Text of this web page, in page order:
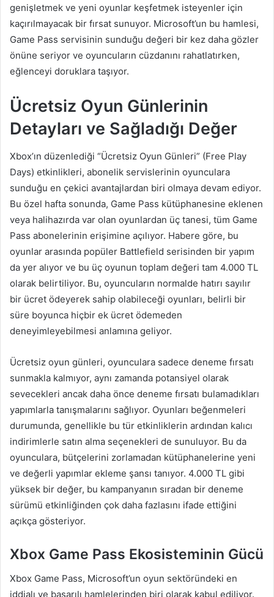
genişletmek ve yeni oyunlar keşfetmek isteyenler için
kaçırılmayacak bir fırsat sunuyor. Microsoft’un bu hamlesi,
Game Pass servisinin sunduğu değeri bir kez daha gözler
önüne seriyor ve oyuncuların cüzdanını rahatlatırken,
eğlenceyi doruklara taşıyor.
Ücretsiz Oyun Günlerinin
Detayları ve Sağladığı Değer
Xbox’ın düzenlediği “Ücretsiz Oyun Günleri” (Free Play
Days) etkinlikleri, abonelik servislerinin oyunculara
sunduğu en çekici avantajlardan biri olmaya devam ediyor.
Bu özel hafta sonunda, Game Pass kütüphanesine eklenen
veya halihazırda var olan oyunlardan üç tanesi, tüm Game
Pass abonelerinin erişimine açılıyor. Habere göre, bu
oyunlar arasında popüler Battlefield serisinden bir yapım
da yer alıyor ve bu üç oyunun toplam değeri tam 4.000 TL
olarak belirtiliyor. Bu, oyuncuların normalde hatırı sayılır
bir ücret ödeyerek sahip olabileceği oyunları, belirli bir
süre boyunca hiçbir ek ücret ödemeden
deneyimleyebilmesi anlamına geliyor.
Ücretsiz oyun günleri, oyunculara sadece deneme fırsatı
sunmakla kalmıyor, aynı zamanda potansiyel olarak
sevecekleri ancak daha önce deneme fırsatı bulamadıkları
yapımlarla tanışmalarını sağlıyor. Oyunları beğenmeleri
durumunda, genellikle bu tür etkinliklerin ardından kalıcı
indirimlerle satın alma seçenekleri de sunuluyor. Bu da
oyunculara, bütçelerini zorlamadan kütüphanelerine yeni
ve değerli yapımlar ekleme şansı tanıyor. 4.000 TL gibi
yüksek bir değer, bu kampanyanın sıradan bir deneme
sürümü etkinliğinden çok daha fazlasını ifade ettiğini
açıkça gösteriyor.
Xbox Game Pass Ekosisteminin Gücü
Xbox Game Pass, Microsoft’un oyun sektöründeki en
iddialı ve başarılı hamlelerinden biri olarak kabul ediliyor.